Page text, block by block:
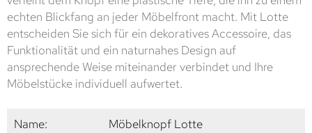
echten Blickfang an jeder Möbelfront macht. Mit Lotte
entscheiden Sie sich für ein dekoratives Accessoire, das
Funktionalität und ein naturnahes Design auf
ansprechende Weise miteinander verbindet und Ihre
Möbelstücke individuell aufwertet.
Name:
Möbelknopf Lotte